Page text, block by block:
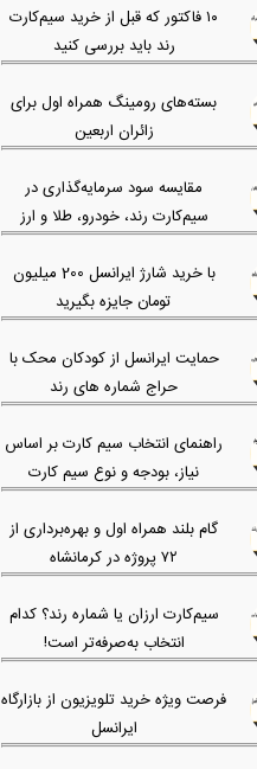
۱۰ فاکتور که قبل از خرید سیم‌کارت
رند باید بررسی کنید
بسته‌های رومینگ همراه اول برای
زائران اربعین
مقایسه سود سرمایه‌گذاری در
سیم‌کارت رند، خودرو، طلا و ارز
با خرید شارژ ایرانسل 200 میلیون
تومان جایزه بگیرید
حمایت ایرانسل از کودکان محک با
حراج شماره های رند
راهنمای انتخاب سیم کارت بر اساس
نیاز، بودجه و نوع سیم کارت
گام بلند همراه اول و بهره‌برداری از
۷۲ پروژه در کرمانشاه
سیم‌کارت ارزان یا شماره رند؟ کدام
انتخاب به‌صرفه‌تر است!
فرصت ویژه خرید تلویزیون از بازارگاه
ایرانسل